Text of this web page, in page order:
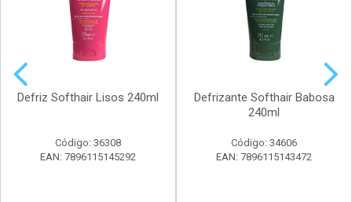
Defriz Softhair Lisos 240ml
Código: 36308
EAN: 7896115145292
Defrizante Softhair Babosa
240ml
Código: 34606
EAN: 7896115143472